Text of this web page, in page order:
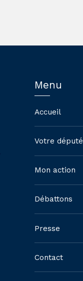
Menu
Accueil
Votre député
Mon action
Débattons
Presse
Contact